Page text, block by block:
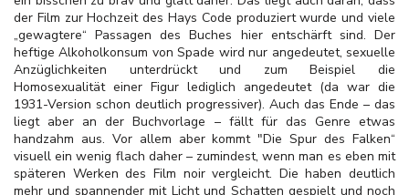
der Film zur Hochzeit des Hays Code produziert wurde und viele
„gewagtere“ Passagen des Buches hier entschärft sind. Der
heftige Alkoholkonsum von Spade wird nur angedeutet, sexuelle
Anzüglichkeiten unterdrückt und zum Beispiel die
Homosexualität einer Figur lediglich angedeutet (da war die
1931-Version schon deutlich progressiver). Auch das Ende – das
liegt aber an der Buchvorlage – fällt für das Genre etwas
handzahm aus. Vor allem aber kommt "Die Spur des Falken“
visuell ein wenig flach daher – zumindest, wenn man es eben mit
späteren Werken des Film noir vergleicht. Die haben deutlich
mehr und spannender mit Licht und Schatten gespielt und noch